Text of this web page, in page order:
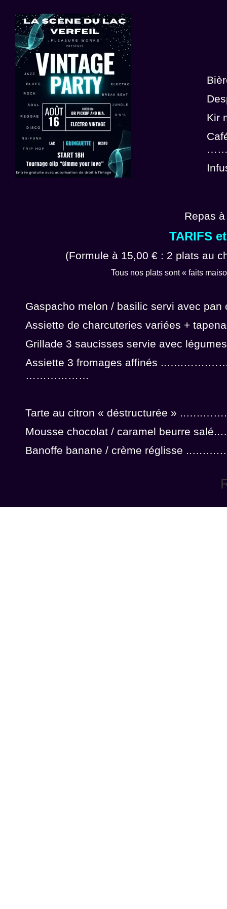
Kir
Repas
TARIFS
(Formule à 15,00 € : 2 plats au
Tous nos plats sont « faits
Gaspacho melon / basilic servi
Assiette de charcuteries variées +
Grillade 3 saucisses servie avec
Assiette 3 fromages affinés
………………
Tarte au citron « déstructurée »
Mousse chocolat / caramel
Banoffe banane / crème réglisse